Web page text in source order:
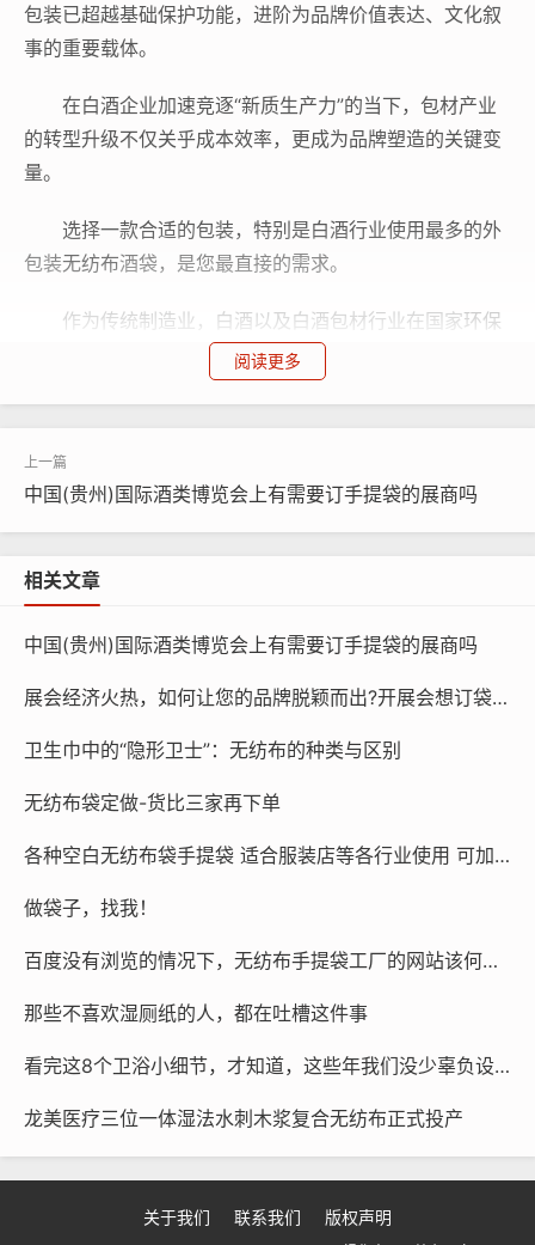
包装已超越基础保护功能，进阶为品牌价值表达、文化叙
事的重要载体。
在白酒企业加速竞逐“新质生产力”的当下，包材产业
的转型升级不仅关乎成本效率，更成为品牌塑造的关键变
量。
选择一款合适的包装，特别是白酒行业使用最多的外
包装无纺布酒袋，是您最直接的需求。
作为传统制造业，白酒以及白酒包材行业在国家环保
环保 意识提升的双重驱动下，
高质量发展的必然要求。
无纺布 手提袋的生产研发领域，引领行业绿色发展。
从材料到工艺的全链条
家“双碳”目标，也与酒业的生态保护战略形成共振。
自2009年，我们刚涉足进入无纺布 袋制造行业，第一
代产品，采用丝网印刷、人工缝纫成型;第二代产品持续完
三代产品改为立体袋，兼具设计美感和实用性能及定制设
计，积极为白酒企业的无纺布袋外包装提供最优质的产品
（24 小时在线报价）
免费排版，货发全国。
http://www.chinawfb.cn/post/6379.html
阅读更多
中国(贵州)国际酒类博览会上有需要订手提袋的展商吗
相关文章
中国(贵州)国际酒类博览会上有需要订手提袋的展商吗
展会经济火热，如何让您的品牌脱颖而出?开展会想订袋子？找15225080030
卫生巾中的“隐形卫士”：无纺布的种类与区别
无纺布袋定做-货比三家再下单
各种空白无纺布袋手提袋 适合服装店等各行业使用 可加印内容 空白袋100个起发，加印内容1000条起 量大价优
做袋子，找我！
百度没有浏览的情况下，无纺布手提袋工厂的网站该何去何从？
那些不喜欢湿厕纸的人，都在吐槽这件事
看完这8个卫浴小细节，才知道，这些年我们没少辜负设计者的用心
龙美医疗三位一体湿法水刺木浆复合无纺布正式投产
关于我们 联系我们 版权声明